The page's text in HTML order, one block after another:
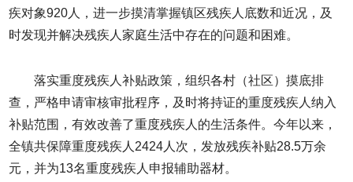
疾对象920人，进一步摸清掌握镇区残疾人底数和近况，及
时发现并解决残疾人家庭生活中存在的问题和困难。
落实重度残疾人补贴政策，组织各村（社区）摸底排
查，严格申请审核审批程序，及时将持证的重度残疾人纳入
补贴范围，有效改善了重度残疾人的生活条件。今年以来，
全镇共保障重度残疾人2424人次，发放残疾补贴28.5万余
元，并为13名重度残疾人申报辅助器材。